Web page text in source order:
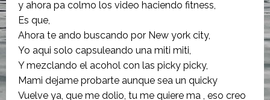
y ahora pa colmo los video haciendo fitness,
Es que,
Ahora te ando buscando por New york city,
Yo aqui solo capsuleando una miti miti,
Y mezclando el acohol con las picky picky,
Mami dejame probarte aunque sea un quicky
Vuelve ya, que me dolio, tu me quiere ma , eso creo